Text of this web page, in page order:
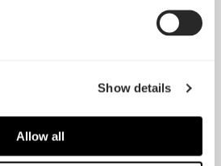
Show details
Allow all